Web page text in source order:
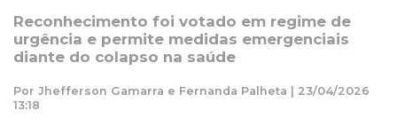
Reconhecimento foi votado em regime de
urgência e permite medidas emergenciais
diante do colapso na saúde
Por Jhefferson Gamarra e Fernanda Palheta | 23/04/2026
13:18